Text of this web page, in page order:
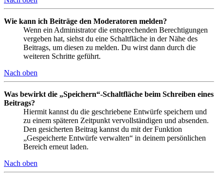
Wie kann ich Beiträge den Moderatoren melden?
Wenn ein Administrator die entsprechenden Berechtigungen
vergeben hat, siehst du eine Schaltfläche in der Nähe des
Beitrags, um diesen zu melden. Du wirst dann durch die
weiteren Schritte geführt.
Nach oben
Was bewirkt die „Speichern“-Schaltfläche beim Schreiben eines
Beitrags?
Hiermit kannst du die geschriebene Entwürfe speichern und
zu einem späteren Zeitpunkt vervollständigen und absenden.
Den gesicherten Beitrag kannst du mit der Funktion
„Gespeicherte Entwürfe verwalten“ in deinem persönlichen
Bereich erneut laden.
Nach oben